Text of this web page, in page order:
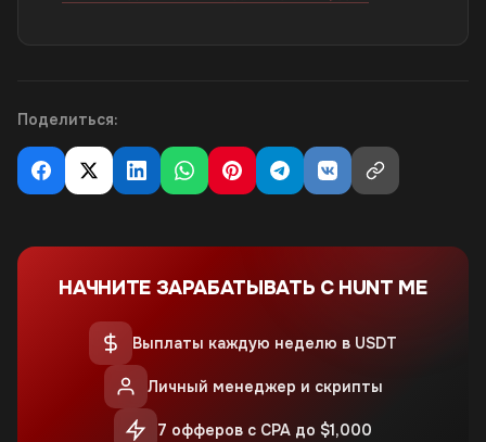
Поделиться:
НАЧНИТЕ ЗАРАБАТЫВАТЬ С HUNT ME
Выплаты каждую неделю в USDT
Личный менеджер и скрипты
7 офферов с CPA до $1,000